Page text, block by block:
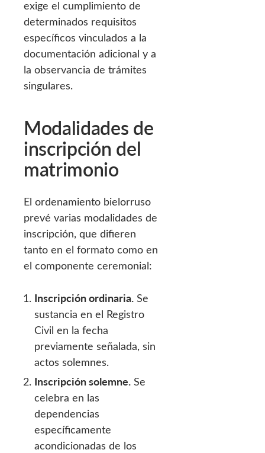
exige el cumplimiento de
determinados requisitos
específicos vinculados a la
documentación adicional y a
la observancia de trámites
singulares.
Modalidades de
inscripción del
matrimonio
El ordenamiento bielorruso
prevé varias modalidades de
inscripción, que difieren
tanto en el formato como en
el componente ceremonial:
Inscripción ordinaria. Se
sustancia en el Registro
Civil en la fecha
previamente señalada, sin
actos solemnes.
Inscripción solemne. Se
celebra en las
dependencias
específicamente
acondicionadas de los